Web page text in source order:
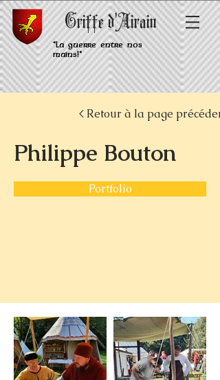
Griffe d'Airain
"La guerre entre nos
mains!"
< Retour à la page
Philippe Bouton
Portfolio